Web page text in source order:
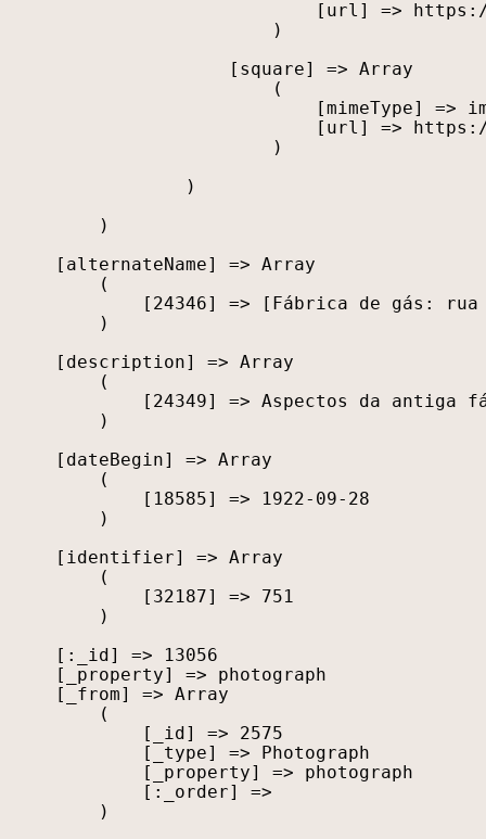
[url] =>
                        )
                    [square] => Array
                        (
[mimeType] =>
[url] =>
                        )
                )
        )
    [alternateName] => Array
        (
[24346] => [Fábrica de gás:
        )
    [description] => Array
        (
[24349] => Aspectos da antiga
        )
    [dateBegin] => Array
        (
            [18585] => 1922-09-28
        )
    [identifier] => Array
        (
            [32187] => 751
        )
    [:_id] => 13056
    [_property] => photograph
    [_from] => Array
        (
            [_id] => 2575
            [_type] => Photograph
            [_property] => photograph
            [:_order] =>
        )